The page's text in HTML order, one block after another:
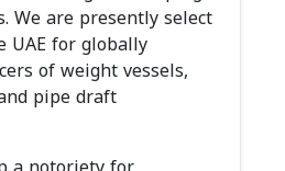
We are presently select
UAE for globally
of weight vessels,
pipe draft